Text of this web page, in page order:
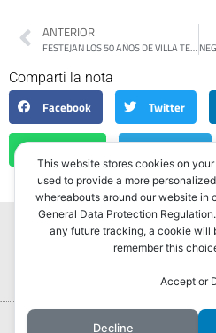
ANTERIOR
FESTEJAN LOS 50 AÑOS DE VILLA TESEI
Comparti la nota
Facebook
Twitter
Portada Hurlingham
This website stores cookies on
used to provide a more
whereabouts around our website in
General Data Protection
any future tracking, a cookie will
remember this
Accept or
Decline